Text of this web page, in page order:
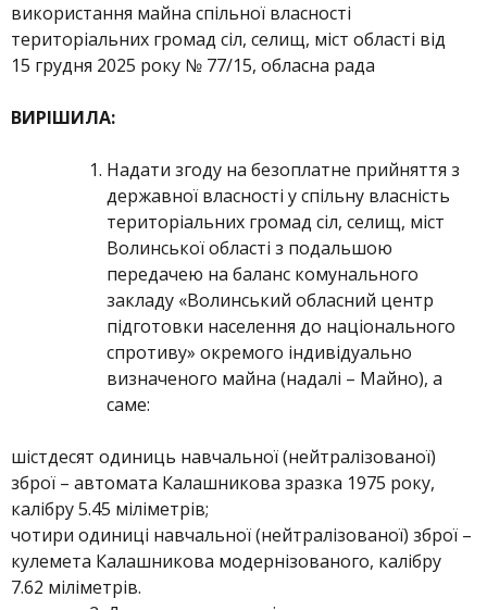
використання майна спільної власності
територіальних громад сіл, селищ, міст області від
15 грудня 2025 року № 77/15, обласна рада
ВИРІШИЛА:
Надати згоду на безоплатне прийняття з
державної власності у спільну власність
територіальних громад сіл, селищ, міст
Волинської області з подальшою
передачею на баланс комунального
закладу «Волинський обласний центр
підготовки населення до національного
спротиву» окремого індивідуально
визначеного майна (надалі – Майно), а
саме:
шістдесят одиниць навчальної (нейтралізованої)
зброї – автомата Калашникова зразка 1975 року,
калібру 5.45 міліметрів;
чотири одиниці навчальної (нейтралізованої) зброї –
кулемета Калашникова модернізованого, калібру
7.62 міліметрів.